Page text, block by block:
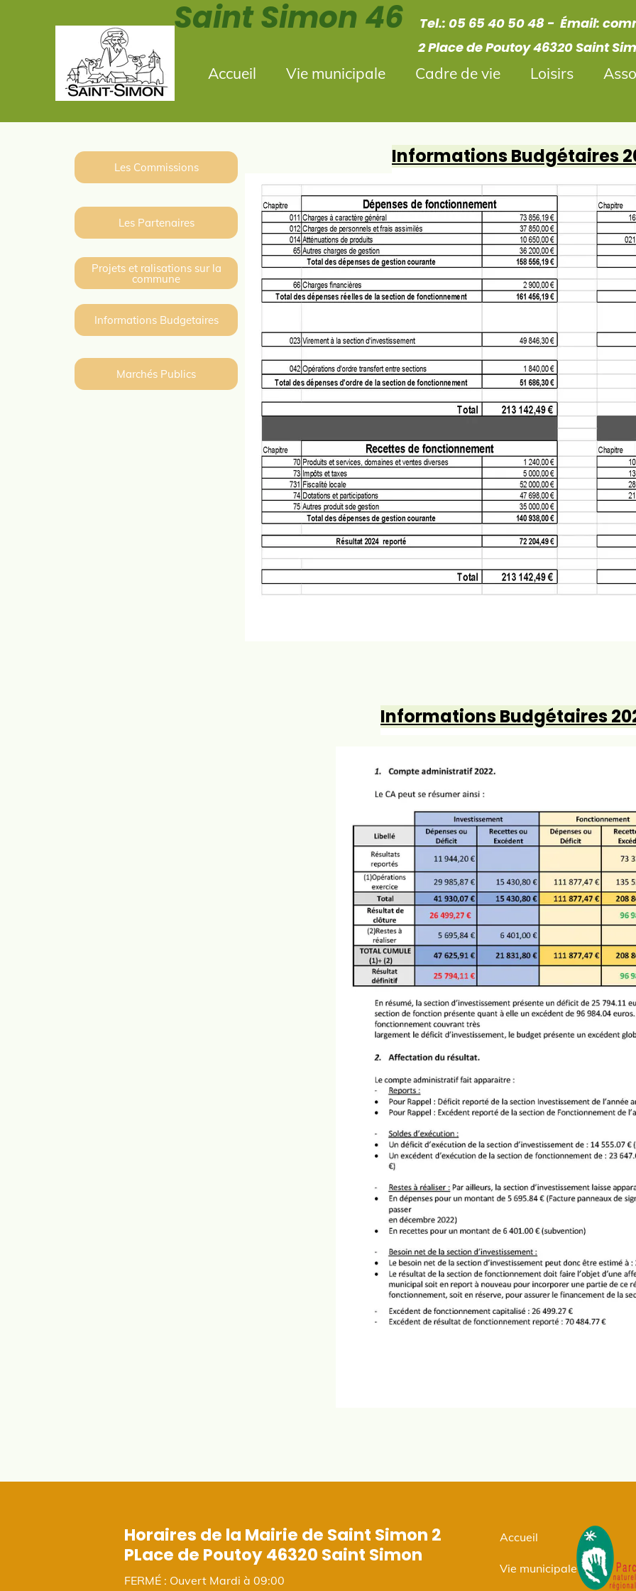
Saint Simon 46 Tel.: 05 65 40 50 48 - Émail:
2 Place de Poutoy 46320 Saint
Accueil
Vie municipale
Horaires de la Mairie de Saint Simon 2
PLace de Poutoy 46320 Saint Simon
FERMÉ : Ouvert Mardi à 09:00
Accueil Vie municipale Cadre de vie Loisirs
Informations Budgétaires
Les Commissions
Les Partenaires
Projets et ralisations sur la
commune
Informations Budgetaires
Marchés Publics
Informations Budgétaires